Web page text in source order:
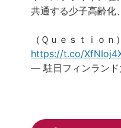
共通する少子高齢化
（Ｑｕｅｓｔｉｏ
https://t.co/
— 駐日フィンラン